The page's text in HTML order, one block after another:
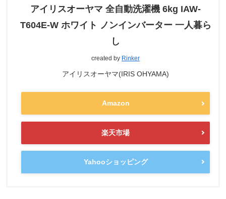
アイリスオーヤマ 全自動洗濯機 6kg IAW-
T604E-W ホワイト ノンインバーター 一人暮ら
し
created by Rinker
アイリスオーヤマ(IRIS OHYAMA)
Amazon
楽天市場
Yahooショッピング